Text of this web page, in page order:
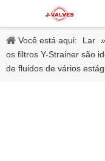
Você está aqui: Lar »
os filtros Y-Strainer são
de fluidos de vários